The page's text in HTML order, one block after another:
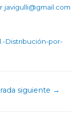
javigulli@gmail.com
Distribución-por-
siguiente →